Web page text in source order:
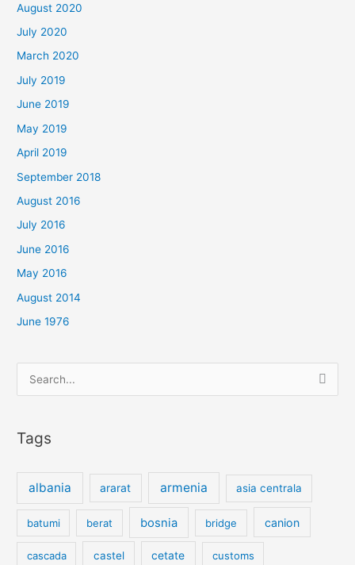
August 2020
July 2020
March 2020
July 2019
June 2019
May 2019
April 2019
September 2018
August 2016
July 2016
June 2016
May 2016
August 2014
June 1976
Search
for:
Tags
albania ararat armenia asia centrala
batumi berat bosnia bridge canion
cascada castel cetate customs